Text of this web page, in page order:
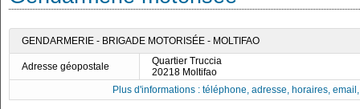
GENDARMERIE - BRIGADE MOTORISÉE - MOLTIFAO
Adresse géopostale
Quartier Truccia
20218 Moltifao
Plus d'informations : téléphone, adresse, horaires,